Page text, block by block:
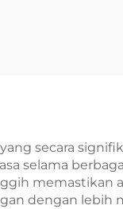
secara
selama
dengan lebih